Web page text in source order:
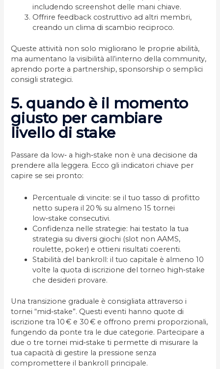
includendo screenshot delle mani chiave.
Offrire feedback costruttivo ad altri membri,
creando un clima di scambio reciproco.
Queste attività non solo migliorano le proprie abilità,
ma aumentano la visibilità all’interno della community,
aprendo porte a partnership, sponsorship o semplici
consigli strategici.
5. quando è il momento
giusto per cambiare
livello di stake
Passare da low‑ a high‑stake non è una decisione da
prendere alla leggera. Ecco gli indicatori chiave per
capire se sei pronto:
Percentuale di vincite: se il tuo tasso di profitto
netto supera il 20 % su almeno 15 tornei
low‑stake consecutivi.
Confidenza nelle strategie: hai testato la tua
strategia su diversi giochi (slot non AAMS,
roulette, poker) e ottieni risultati coerenti.
Stabilità del bankroll: il tuo capitale è almeno 10
volte la quota di iscrizione del torneo high‑stake
che desideri provare.
Una transizione graduale è consigliata attraverso i
tornei “mid‑stake”. Questi eventi hanno quote di
iscrizione tra 10 € e 30 € e offrono premi proporzionali,
fungendo da ponte tra le due categorie. Partecipare a
due o tre tornei mid‑stake ti permette di misurare la
tua capacità di gestire la pressione senza
compromettere il bankroll principale.